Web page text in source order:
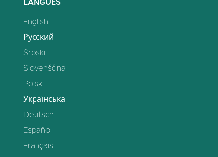
LANGUES
English
Русский
Srpski
Slovenščina
Polski
Українська
Deutsch
Español
Français